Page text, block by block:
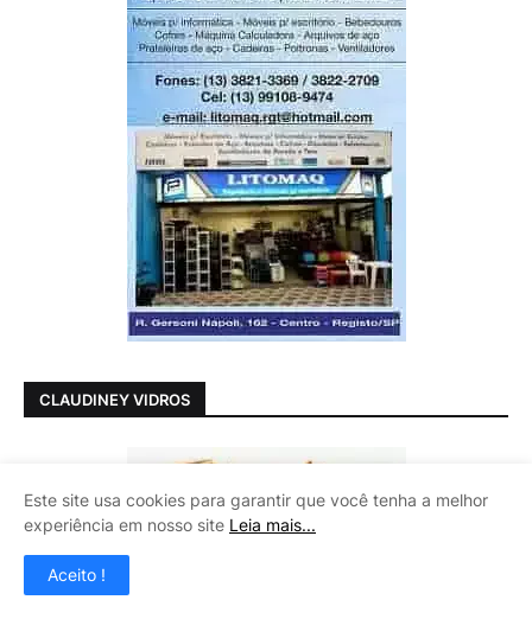
CLAUDINEY VIDROS
Este site usa cookies para garantir que você tenha a melhor
experiência em nosso site Leia mais...
Aceito !